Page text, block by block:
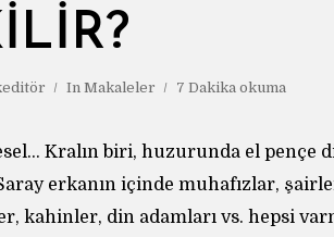
In Makaleler 7 Dakika okuma
Kralın biri, huzurunda el pençe
erkanın içinde muhafızlar,
kahinler, din adamları vs. hepsi